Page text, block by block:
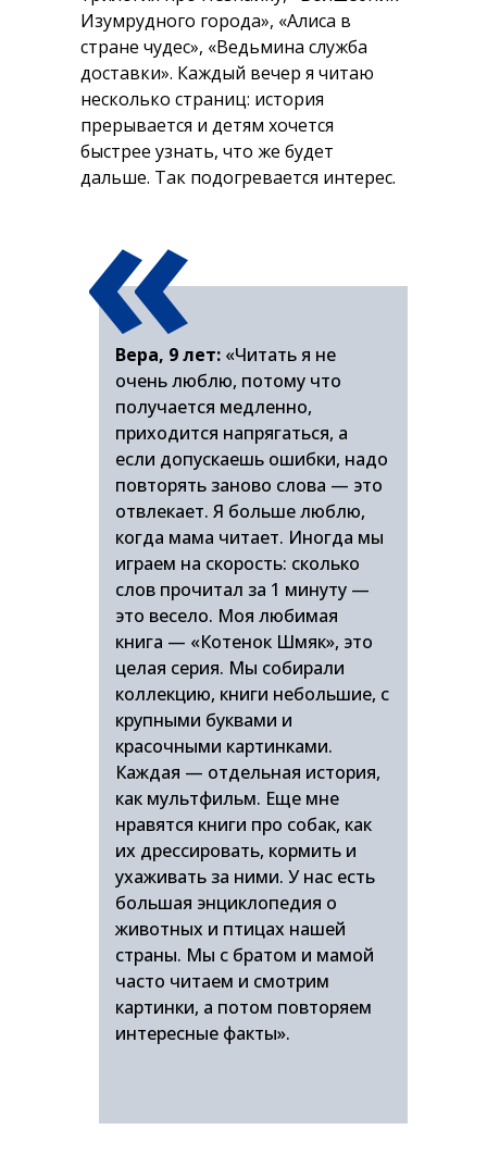
Изумрудного города», «Алиса в
стране чудес», «Ведьмина служба
доставки». Каждый вечер я читаю
несколько страниц: история
прерывается и детям хочется
быстрее узнать, что же будет
дальше. Так подогревается интерес.
Вера, 9 лет: «Читать я не
очень люблю, потому что
получается медленно,
приходится напрягаться, а
если допускаешь ошибки, надо
повторять заново слова — это
отвлекает. Я больше люблю,
когда мама читает. Иногда мы
играем на скорость: сколько
слов прочитал за 1 минуту —
это весело. Моя любимая
книга — «Котенок Шмяк», это
целая серия. Мы собирали
коллекцию, книги небольшие, с
крупными буквами и
красочными картинками.
Каждая — отдельная история,
как мультфильм. Еще мне
нравятся книги про собак, как
их дрессировать, кормить и
ухаживать за ними. У нас есть
большая энциклопедия о
животных и птицах нашей
страны. Мы с братом и мамой
часто читаем и смотрим
картинки, а потом повторяем
интересные факты».
«